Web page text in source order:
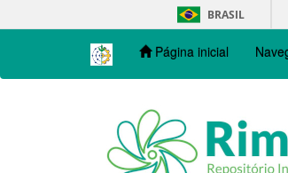
navigation
BRASIL
Página inicial